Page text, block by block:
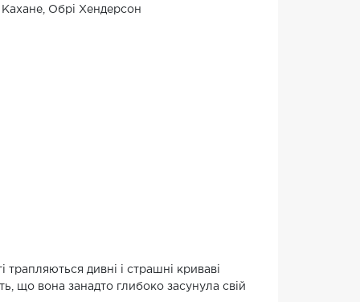
Обрі Хендерсон
трапляються дивні і страшні криваві
що вона занадто глибоко засунула свій